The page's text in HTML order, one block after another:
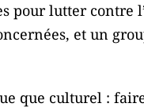
pour lutter contre
et un
que culturel :